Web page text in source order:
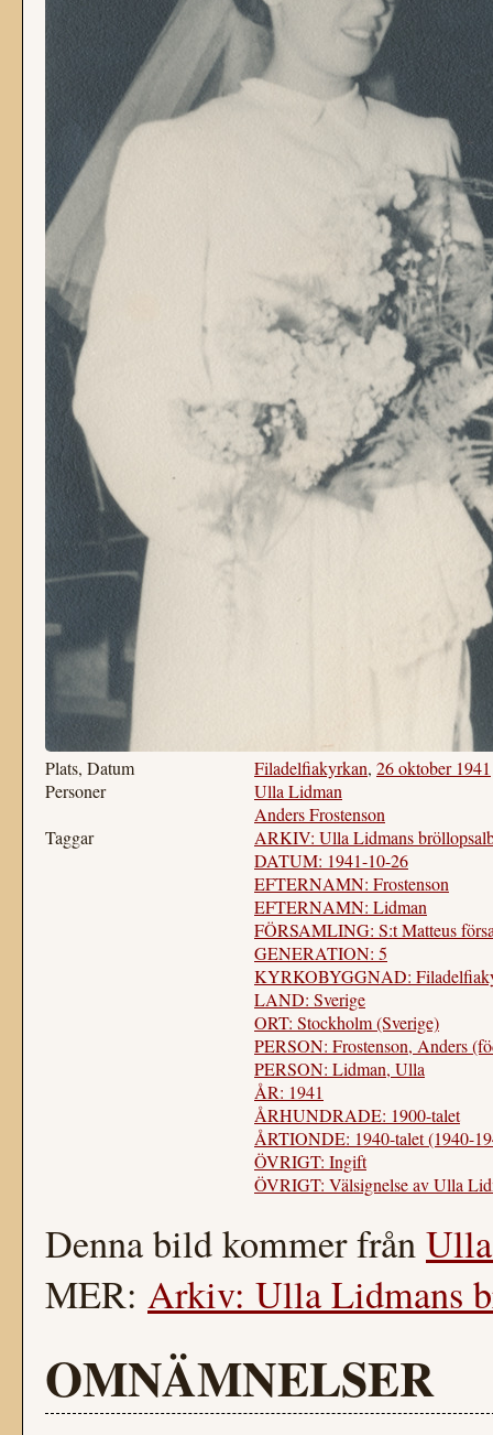
Plats, Datum Filadelfiakyrkan, 26 oktober 1941
Personer
Ulla Lidman
Anders Frostenson
Taggar
ARKIV: Ulla Lidmans
DATUM: 1941-10-26
EFTERNAMN: Frostenson
EFTERNAMN: Lidman
FÖRSAMLING: S:t Matteus
GENERATION: 5
KYRKOBYGGNAD:
LAND: Sverige
ORT: Stockholm (Sverige)
PERSON: Frostenson, Anders
PERSON: Lidman, Ulla
ÅR: 1941
ÅRHUNDRADE: 1900-talet
ÅRTIONDE: 1940-talet (1940-
ÖVRIGT: Ingift
ÖVRIGT: Välsignelse av Ulla
Denna bild kommer från
MER: Arkiv: Ulla Lidmans
OMNÄMNELSER